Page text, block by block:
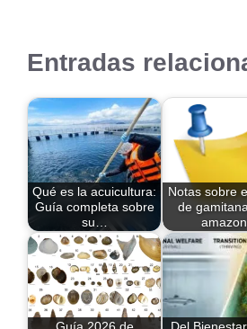
Entradas
Qué es la acuicultura:
Guía completa sobre
su…
Notas sobre
de